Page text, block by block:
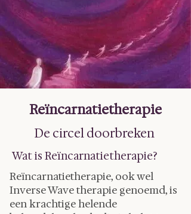
Reïncarnatietherapie
De circel doorbreken
Wat is Reïncarnatietherapie?
Reïncarnatietherapie, ook wel
Inverse Wave therapie genoemd, is
een krachtige helende